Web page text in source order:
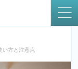
い方と注意点